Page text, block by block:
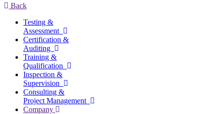
Back
Testing &
Assessment
Certification &
Auditing
Training &
Qualification
Inspection &
Supervision
Consulting &
Project Management
Company